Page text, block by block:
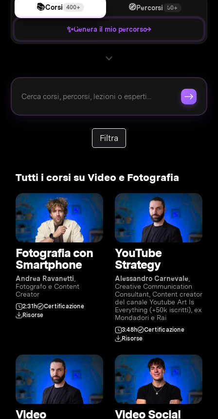
📚Corsi 400+ 🧭Percorsi 50+
✨Genera il mio percorso→
Filtra
Tutti i corsi su Video e Fotografia
Fotografia con
Smartphone
Andrea Ravanetti
Fotografo e Content
Creator
2:31h
Certificazione
Risorse
YouTube
Strategy
Alessandro Carnevale
Creative Communication
Consultant, Content creator
del canale Youtube Art Is
Everything (+50k iscritti), ex
Mondadori e Rai
3:48h
Certificazione
Risorse
Video
Video Social